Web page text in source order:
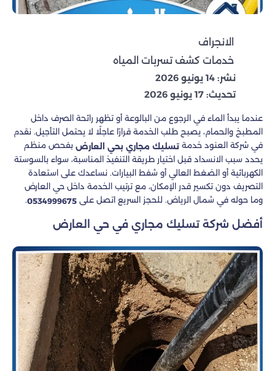
الانجراف
خدمات كشف تسربات المياه
نشر: 14 يونيو 2026
تحديث: 17 يونيو 2026
عندما يبدأ الماء في الرجوع من البالوعة أو تظهر رائحة الصرف داخل
المطبخ والحمام، يصبح طلب الخدمة قرارًا عاجلًا لا يحتمل التأجيل. نقدم
في شركة العنود خدمة تسليك مجاري بحي العارض بفحص منظم
يحدد سبب الانسداد قبل اختيار طريقة التنفيذ المناسبة، سواء بالسوستة
الكهربائية أو الضغط العالي أو شفط البيارات. نساعدك على استعادة
التصريف دون تكسير قدر الإمكان، مع ترتيب الخدمة داخل حي العارض
وما حوله في شمال الرياض. للحجز السريع اتصل على 0534999675
.
أفضل شركة تسليك مجاري في حي العارض